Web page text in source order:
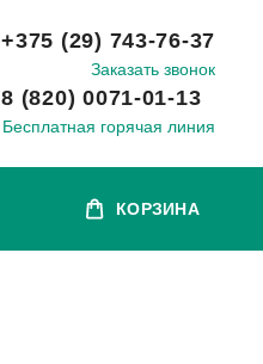
+375 (29) 743-76-37
Заказать звонок
8 (820) 0071-01-13
Бесплатная горячая линия
КОРЗИНА